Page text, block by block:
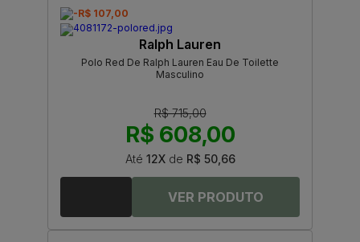
-R$ 107,00
Ralph Lauren
Polo Red De Ralph Lauren Eau De Toilette
Masculino
R$ 715,00
R$ 608,00
Até 12Xde R$ 50,66